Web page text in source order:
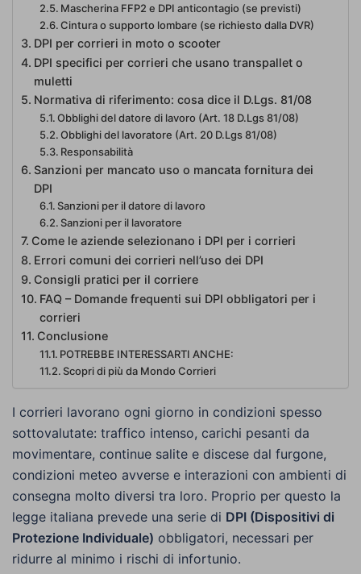
Mascherina FFP2 e DPI anticontagio (se previsti)
Cintura o supporto lombare (se richiesto dalla DVR)
DPI per corrieri in moto o scooter
DPI specifici per corrieri che usano transpallet o
muletti
Normativa di riferimento: cosa dice il D.Lgs. 81/08
Obblighi del datore di lavoro (Art. 18 D.Lgs 81/08)
Obblighi del lavoratore (Art. 20 D.Lgs 81/08)
Responsabilità
Sanzioni per mancato uso o mancata fornitura dei
DPI
Sanzioni per il datore di lavoro
Sanzioni per il lavoratore
Come le aziende selezionano i DPI per i corrieri
Errori comuni dei corrieri nell’uso dei DPI
Consigli pratici per il corriere
FAQ – Domande frequenti sui DPI obbligatori per i
corrieri
Conclusione
POTREBBE INTERESSARTI ANCHE:
Scopri di più da Mondo Corrieri
I corrieri lavorano ogni giorno in condizioni spesso
sottovalutate: traffico intenso, carichi pesanti da
movimentare, continue salite e discese dal furgone,
condizioni meteo avverse e interazioni con ambienti di
consegna molto diversi tra loro. Proprio per questo la
legge italiana prevede una serie di DPI (Dispositivi di
Protezione Individuale) obbligatori, necessari per
ridurre al minimo i rischi di infortunio.